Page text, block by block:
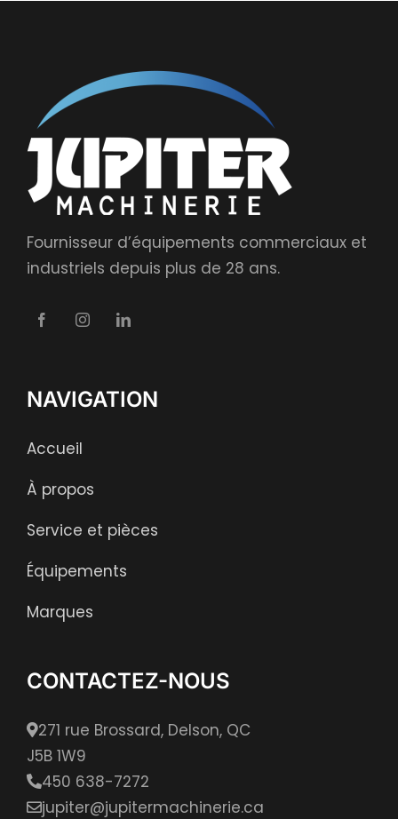
Fournisseur d’équipements commerciaux et
industriels depuis plus de 28 ans.
NAVIGATION
Accueil
À propos
Service et pièces
Équipements
Marques
CONTACTEZ-NOUS
271 rue Brossard, Delson, QC
J5B 1W9
450 638-7272
jupiter@jupitermachinerie.ca